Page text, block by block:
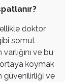
doktor
somut
ve bu
koymak
güvenilirliği ve